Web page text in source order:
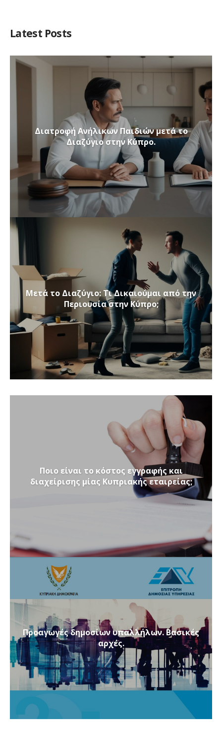
Latest Posts
Διατροφή Ανήλικων Παιδιών μετά το
Διαζύγιο στην Κύπρο.
Μετά το Διαζύγιο: Τι Δικαιούμαι από την
Περιουσία στην Κύπρο;
Ποιο είναι το κόστος εγγραφής και
διαχείρισης μίας Κυπριακής εταιρείας;
Προαγωγές δημοσίων υπαλλήλων. Βασικές
αρχές.